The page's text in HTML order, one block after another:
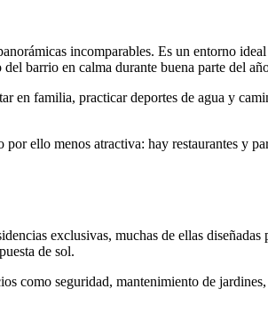
incomparables. Es un entorno
barrio en calma durante buena parte del
en familia, practicar deportes de agua y
ello menos atractiva: hay restaurantes y
exclusivas, muchas de ellas
de sol.
como seguridad, mantenimiento de